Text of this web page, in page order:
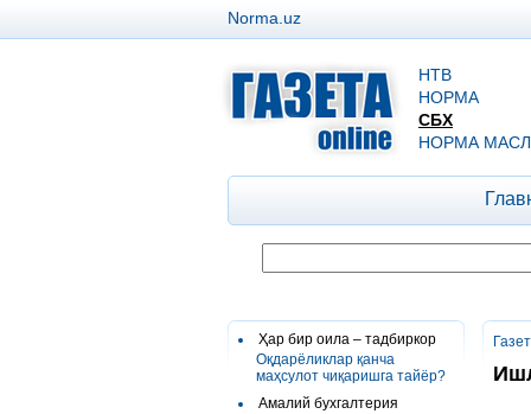
Norma.uz
НТВ
НОРМА
СБХ
НОРМА
Ҳар бир оила – тадбиркор
Оқдарёликлар қанча
маҳсулот чиқаришга тайёр?
Амалий бухгалтерия